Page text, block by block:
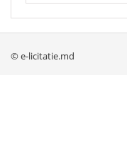
© e-licitatie.md